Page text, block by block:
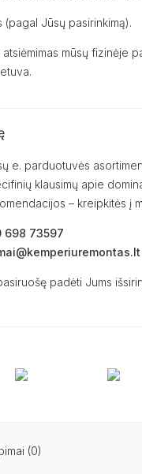
(pagal Jūsų pasirinkimą).
atsiėmimas mūsų fizinėje
e. parduotuvės
klausimų apie
– kreipkitės į
698 73597
padėti Jums
(0)